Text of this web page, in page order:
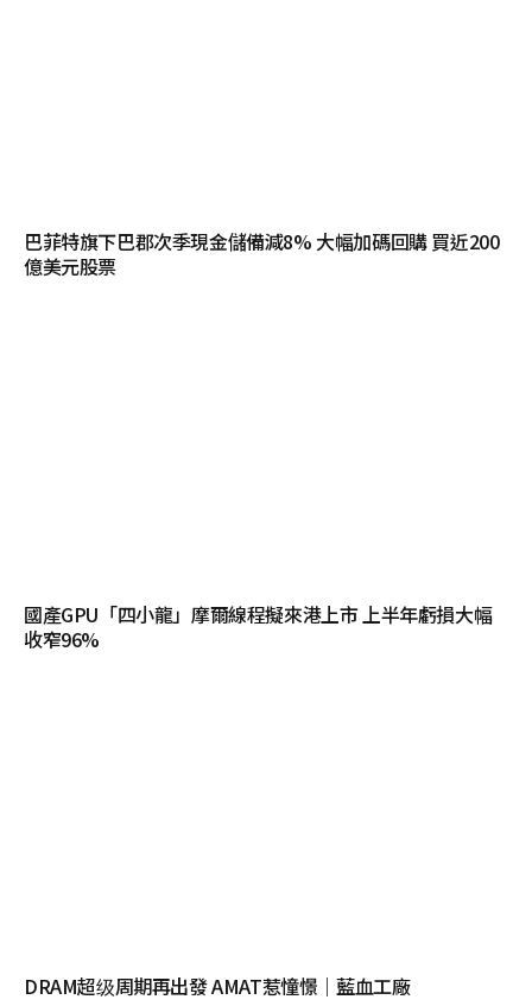
巴菲特旗下巴郡次季現金儲備減8% 大幅加碼回購 買近200
億美元股票
國產GPU「四小龍」摩爾線程擬來港上市 上半年虧損大幅
收窄96%
DRAM超级周期再出發 AMAT惹憧憬｜藍血工廠